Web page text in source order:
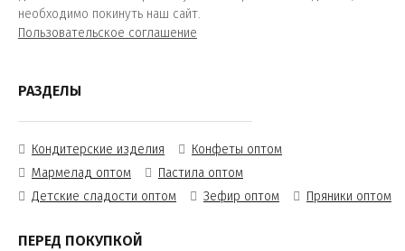
необходимо покинуть наш сайт.
Пользовательское соглашение
РАЗДЕЛЫ
Кондитерские изделия
Конфеты оптом
Мармелад оптом
Пастила оптом
Детские сладости оптом
Зефир оптом Пряники оптом
ПЕРЕД ПОКУПКОЙ